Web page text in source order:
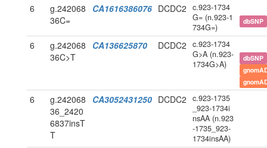
6
g.242068
36C=
CA1616386076 DCDC2
c.923-1734
G= (n.923-1
734G=)
dbSNP
6
g.242068
36C>T
CA136625870 DCDC2
c.923-1734
G>A (n.923-
1734G>A)
dbSNP
6
g.242068
36_2420
6837insT
T
CA3052431250 DCDC2
c.923-1735
_923-1734i
nsAA (n.923
-1735_923-
1734insAA)